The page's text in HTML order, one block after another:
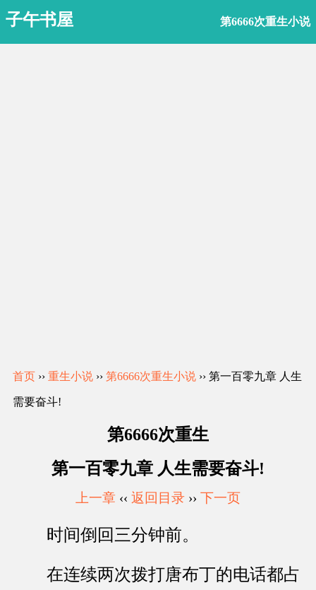
子午书屋 第6666次重生小说
首页 ›› 重生小说 ›› 第6666次重生小说 ›› 第一百零九章 人生
需要奋斗!
第6666次重生
第一百零九章 人生需要奋斗!
上一章 ‹‹ 返回目录 ›› 下一页
时间倒回三分钟前。
在连续两次拨打唐布丁的电话都占